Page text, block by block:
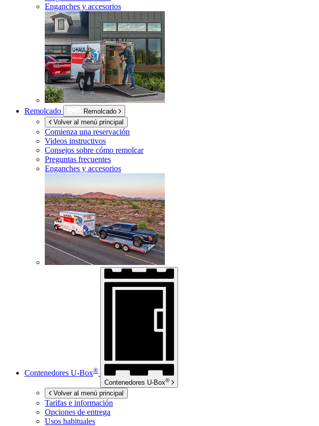
Enganches y accesorios
Remolcado
Remolcado
Volver al menú principal
Comienza una reservación
Videos instructivos
Consejos sobre cómo remolcar
Preguntas frecuentes
Enganches y accesorios
Contenedores U-Box®
Contenedores U-Box®
Volver al menú principal
Tarifas e información
Opciones de entrega
Usos habituales